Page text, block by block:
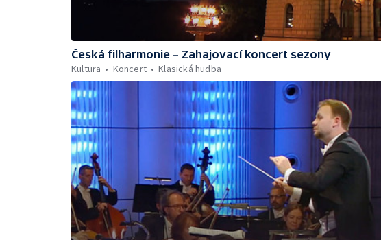
Česká filharmonie – Zahajovací koncert sezony
Kultura
Koncert Klasická hudba